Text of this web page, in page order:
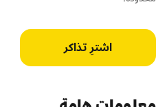
اشترِ تذاكر